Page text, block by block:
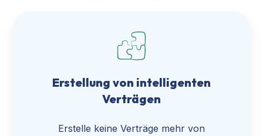
Erstellung von intelligenten
Verträgen
Erstelle keine Verträge mehr von